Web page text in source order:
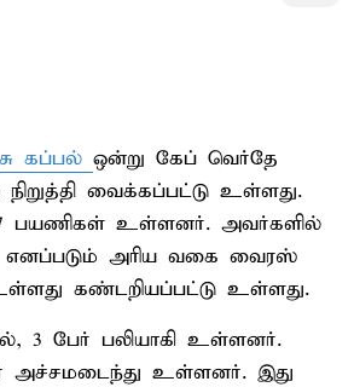
கப்பல் ஒன்று கேப் வெர்தே
நிறுத்தி வைக்கப்பட்டு உள்ளது.
பயணிகள் உள்ளனர். அவர்களில்
எனப்படும் அரிய வகை வைரஸ்
உள்ளது கண்டறியப்பட்டு உள்ளது.
3 பேர் பலியாகி உள்ளனர்.
அச்சமடைந்து உள்ளனர். இது